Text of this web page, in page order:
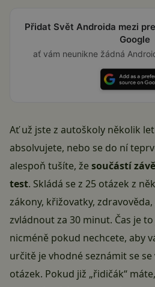
Přidat Svět Androida mezi
Google
ať vám neunikne žádná
Ať už jste z autoškoly několik
absolvujete, nebo se do ní
alespoň tušíte, žesoučástí
test. Skládá se z 25 otázek z
zákony, křižovatky,
zvládnout za 30 minut. Čas je
nicméně pokud nechcete, aby
určitě je vhodné seznámit se
otázek. Pokud již „řidičák“